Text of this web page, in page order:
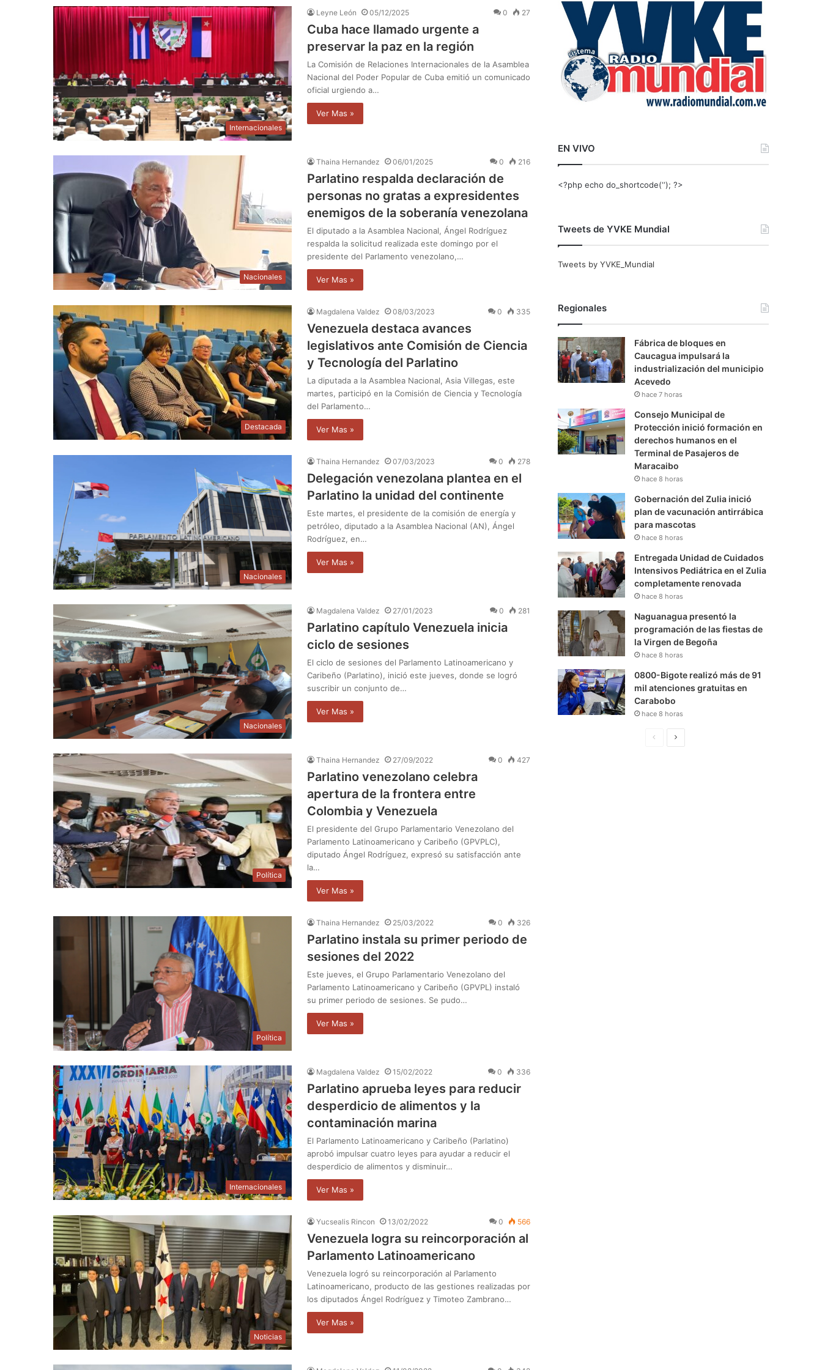
Internacionales
Leyne León 05/12/2025 0 27
Cuba hace llamado urgente a
preservar la paz en la región
La Comisión de Relaciones Internacionales de la Asamblea
Nacional del Poder Popular de Cuba emitió un comunicado
oficial urgiendo a…
Ver Mas »
Nacionales
Thaina Hernandez 06/01/2025 0 216
Parlatino respalda declaración de
personas no gratas a expresidentes
enemigos de la soberanía venezolana
El diputado a la Asamblea Nacional, Ángel Rodríguez
respalda la solicitud realizada este domingo por el
presidente del Parlamento venezolano,…
Ver Mas »
Destacada
Magdalena Valdez 08/03/2023 0 335
Venezuela destaca avances
legislativos ante Comisión de Ciencia
y Tecnología del Parlatino
La diputada a la Asamblea Nacional, Asia Villegas, este
martes, participó en la Comisión de Ciencia y Tecnología
del Parlamento…
Ver Mas »
Nacionales
Thaina Hernandez 07/03/2023 0 278
Delegación venezolana plantea en el
Parlatino la unidad del continente
Este martes, el presidente de la comisión de energía y
petróleo, diputado a la Asamblea Nacional (AN), Ángel
Rodríguez, en…
Ver Mas »
Nacionales
Magdalena Valdez 27/01/2023 0 281
Parlatino capítulo Venezuela inicia
ciclo de sesiones
El ciclo de sesiones del Parlamento Latinoamericano y
Caribeño (Parlatino), inició este jueves, donde se logró
suscribir un conjunto de…
Ver Mas »
Política
Thaina Hernandez 27/09/2022 0 427
Parlatino venezolano celebra
apertura de la frontera entre
Colombia y Venezuela
El presidente del Grupo Parlamentario Venezolano del
Parlamento Latinoamericano y Caribeño (GPVPLC),
diputado Ángel Rodríguez, expresó su satisfacción ante
la…
Ver Mas »
Política
Thaina Hernandez 25/03/2022 0 326
Parlatino instala su primer periodo de
sesiones del 2022
Este jueves, el Grupo Parlamentario Venezolano del
Parlamento Latinoamericano y Caribeño (GPVPL) instaló
su primer periodo de sesiones. Se pudo…
Ver Mas »
Internacionales
Magdalena Valdez 15/02/2022 0 336
Parlatino aprueba leyes para reducir
desperdicio de alimentos y la
contaminación marina
El Parlamento Latinoamericano y Caribeño (Parlatino)
aprobó impulsar cuatro leyes para ayudar a reducir el
desperdicio de alimentos y disminuir…
Ver Mas »
Noticias
Yucsealis Rincon 13/02/2022 0 566
Venezuela logra su reincorporación al
Parlamento Latinoamericano
Venezuela logró su reincorporación al Parlamento
Latinoamericano, producto de las gestiones realizadas por
los diputados Ángel Rodríguez y Timoteo Zambrano…
Ver Mas »
r
EN VIVO
<?php echo do_shortcode(‘‘); ?>
Tweets de YVKE Mundial
Tweets by YVKE_Mundial
Regionales
Fábrica de bloques en
Caucagua impulsará la
industrialización del municipio
Acevedo
hace 7 horas
Consejo Municipal de
Protección inició formación en
derechos humanos en el
Terminal de Pasajeros de
Maracaibo
hace 8 horas
Gobernación del Zulia inició
plan de vacunación antirrábica
para mascotas
hace 8 horas
Entregada Unidad de Cuidados
Intensivos Pediátrica en el Zulia
completamente renovada
hace 8 horas
Naguanagua presentó la
programación de las fiestas de
la Virgen de Begoña
hace 8 horas
0800-Bigote realizó más de 91
mil atenciones gratuitas en
Carabobo
hace 8 horas
S